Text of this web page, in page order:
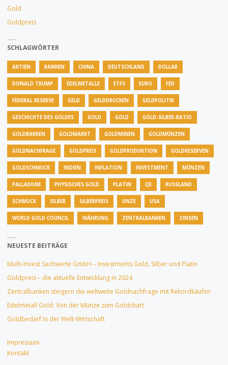
Gold
Goldpreis
SCHLAGWÖRTER
AKTIEN BANKEN CHINA DEUTSCHLAND DOLLAR
DONALD TRUMP EDELMETALLE ETFS EURO FED
FEDERAL RESERVE GELD GELDDRUCKEN GELDPOLITIK
GESCHICHTE DES GOLDES GOLD GOLD GOLD-SILBER-RATIO
GOLDBARREN GOLDMARKT GOLDMINEN GOLDMÜNZEN
GOLDNACHFRAGE GOLDPREIS GOLDPRODUKTION GOLDRESERVEN
GOLDSCHMUCK INDIEN INFLATION INVESTMENT MÜNZEN
PALLADIUM PHYSISCHES GOLD PLATIN QE RUSSLAND
SCHMUCK SILBER SILBERPREIS UNZE USA
WORLD GOLD COUNCIL WÄHRUNG ZENTRALBANKEN ZINSEN
NEUESTE BEITRÄGE
Multi-Invest Sachwerte GmbH – Investments Gold, Silber und Platin
Goldpreis – die aktuelle Entwicklung in 2024
Zentralbanken steigern die weltweite Goldnachfrage mit Rekordkäufen
Edelmetall Gold: Von der Münze zum Goldchart
Goldbedarf in der Welt-Wirtschaft
Impressum
Kontakt